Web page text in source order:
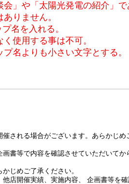
」や「太陽光発電の紹介」で
りません。
名を入れる。
使用する事は不可。
名よりも小さい文字とする。
される場合がございます。あらかじめ
書等で内容を確認させていただいてか
じめご了承ください。
店開催実績、実施内容、 企画書等を